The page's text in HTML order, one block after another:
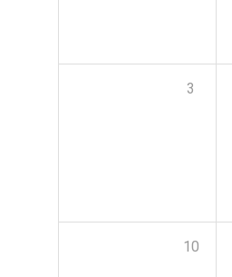
3
10